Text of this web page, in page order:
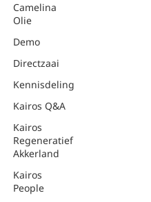
Camelina
Olie
Demo
Directzaai
Kennisdeling
Kairos Q&A
Kairos
Regeneratief
Akkerland
Kairos
People